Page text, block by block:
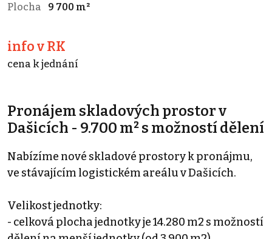
Plocha
9 700 m²
info v RK
cena k jednání
Pronájem skladových prostor v
Dašicích - 9.700 m² s možností dělení
Nabízíme nové skladové prostory k pronájmu,
ve stávajícím logistickém areálu v Dašicích.
Velikost jednotky:
- celková plocha jednotky je 14.280 m2 s možností